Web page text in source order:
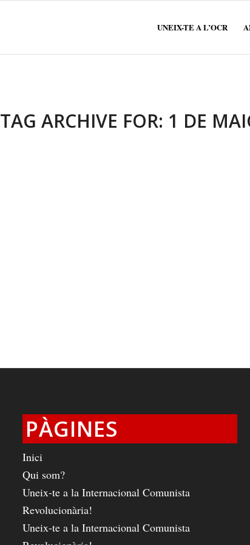
UNEIX-TE A L’OCR
TAG ARCHIVE FOR: 1 DE
PÀGINES
Inici
Qui som?
Uneix-te a la Internacional Comunista
Revolucionària!
Uneix-te a la Internacional Comunista